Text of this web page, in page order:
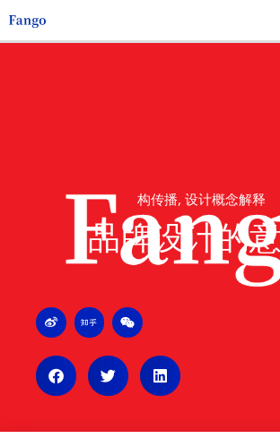
跳
至
构传播, 设计概念解释
品牌设计的
W
e
i
Z
h
i
u
W
e
i
i
n